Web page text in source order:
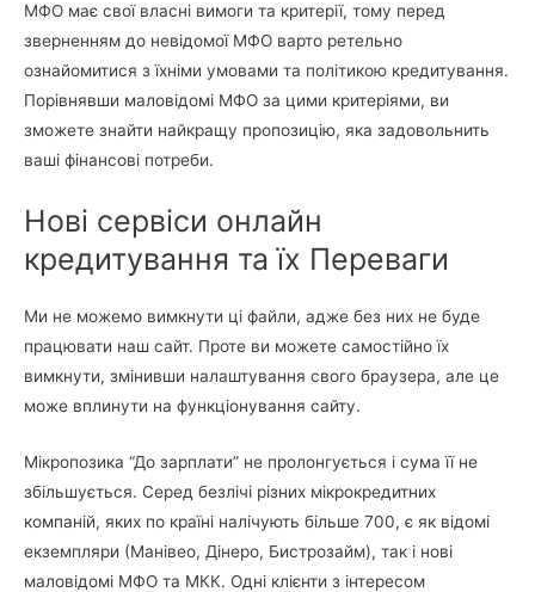
МФО має свої власні вимоги та критерії, тому перед
зверненням до невідомої МФО варто ретельно
ознайомитися з їхніми умовами та політикою кредитування.
Порівнявши маловідомі МФО за цими критеріями, ви
зможете знайти найкращу пропозицію, яка задовольнить
ваші фінансові потреби.
Нові сервіси онлайн
кредитування та їх Переваги
Ми не можемо вимкнути ці файли, адже без них не буде
працювати наш сайт. Проте ви можете самостійно їх
вимкнути, змінивши налаштування свого браузера, але це
може вплинути на функціонування сайту.
Мікропозика “До зарплати” не пролонгується і сума її не
збільшується. Серед безлічі різних мікрокредитних
компаній, яких по країні налічують більше 700, є як відомі
екземпляри (Манівео, Дінеро, Бистрозайм), так і нові
маловідомі МФО та МКК. Одні клієнти з інтересом